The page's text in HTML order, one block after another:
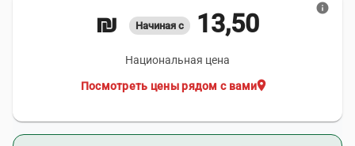
Начиная с 13,50 ₪
Национальная цена
location_on
Посмотреть цены рядом с вами
info